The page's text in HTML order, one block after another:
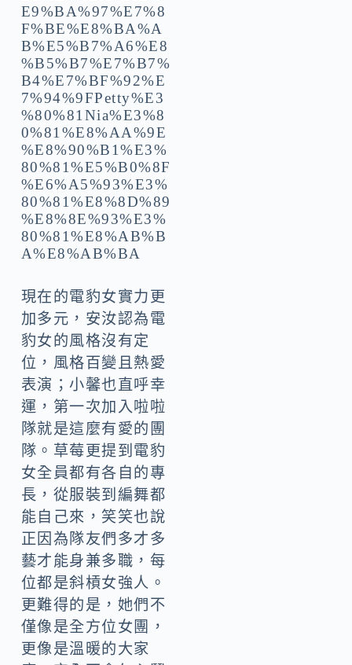
現在的電豹女實力更
加多元，安汝認為電
豹女的風格沒有定
位，風格百變且熱愛
表演；小馨也直呼幸
運，第一次加入啦啦
隊就是這麼有愛的團
隊。草莓更提到電豹
女全員都有各自的專
長，從服裝到編舞都
能自己來，笑笑也說
正因為隊友們多才多
藝才能身兼多職，每
位都是斜槓女強人。
更難得的是，她們不
僅像是全方位女團，
更像是溫暖的大家